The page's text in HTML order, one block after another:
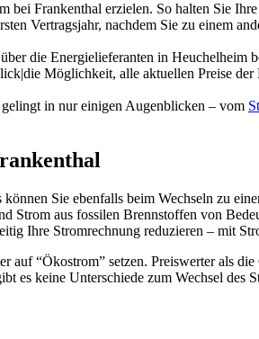
bei Frankenthal erzielen. So halten Sie
Vertragsjahr, nachdem Sie zu einem
die Energielieferanten in Heuchelheim
Möglichkeit, alle aktuellen Preise
in nur einigen Augenblicken – vom
Sie ebenfalls beim Wechseln zu
Strom aus fossilen Brennstoffen von
Ihre Stromrechnung reduzieren – mit
“Ökostrom” setzen. Preiswerter als
es keine Unterschiede zum Wechsel des